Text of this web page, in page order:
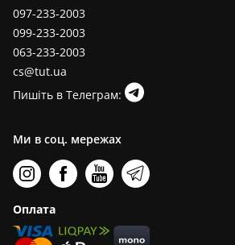
097-233-2003
099-233-2003
063-233-2003
cs@tut.ua
Пишіть в Телеграм:
Ми в соц. мережах
Оплата